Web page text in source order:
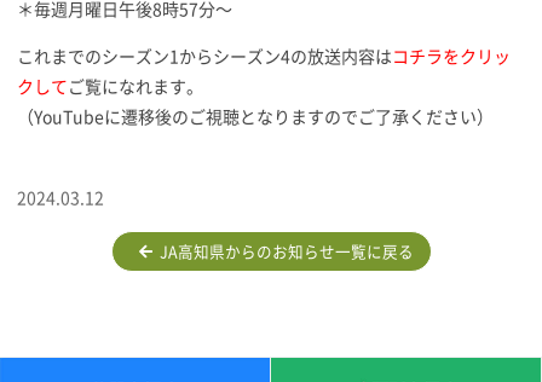
＊毎週月曜日午後8時57分〜
これまでのシーズン1からシーズン4の放送内容は コチラをクリッ
クして ご覧になれます。
（YouTubeに遷移後のご視聴となりますのでご了承ください）
2024.03.12
JA高知県からのお知らせ一覧に戻る